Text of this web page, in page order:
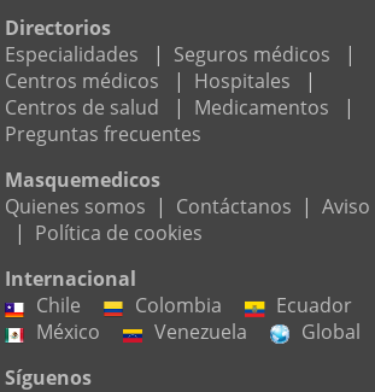
Directorios
Especialidades
| Seguros médicos
|
Centros médicos
| Hospitales
|
Centros de salud
| Medicamentos
|
Preguntas frecuentes
Masquemedicos
Quienes somos | Contáctanos |
| Política de cookies
Internacional
Chile
Colombia
Ecuador
México
Venezuela
Global
Síguenos